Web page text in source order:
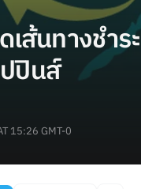
เส้นทางชำร
ปินส์
15:26 GMT-0